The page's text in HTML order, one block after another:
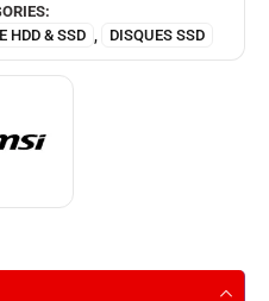
HDD & SSD DISQUES SSD